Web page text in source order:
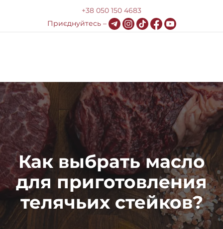
+38 050 150 4683
Приєднуйтесь –
Меню
Про компанию
Доставка и оплата
HoReCa
Блог
Контакты
Как выбрать масло
для приготовления
телячьих стейков?